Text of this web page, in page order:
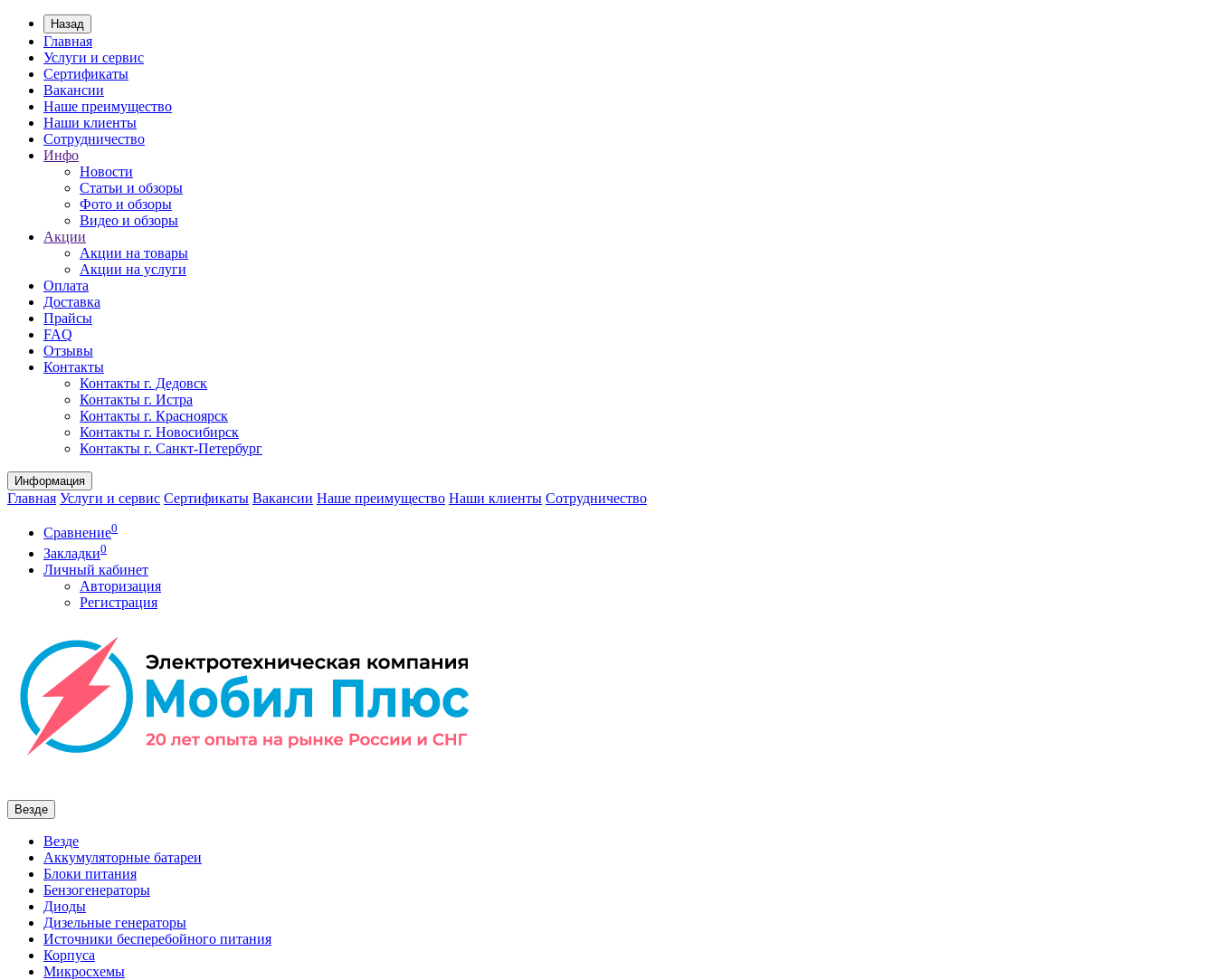
Назад
Главная
Услуги и сервис
Сертификаты
Вакансии
Наше преимущество
Наши клиенты
Сотрудничество
Инфо
Новости
Статьи и обзоры
Фото и обзоры
Видео и обзоры
Акции
Акции на товары
Акции на услуги
Оплата
Доставка
Прайсы
FAQ
Отзывы
Контакты
Контакты г. Дедовск
Контакты г. Истра
Контакты г. Красноярск
Контакты г. Новосибирск
Контакты г. Санкт-Петербург
Информация
Главная Услуги и сервис Сертификаты Вакансии Наше преимущество Наши клиенты Сотрудничество
Сравнение0
Закладки0
Личный кабинет
Авторизация
Регистрация
Везде
Везде
Аккумуляторные батареи
Блоки питания
Бензогенераторы
Диоды
Дизельные генераторы
Источники бесперебойного питания
Корпуса
Микросхемы